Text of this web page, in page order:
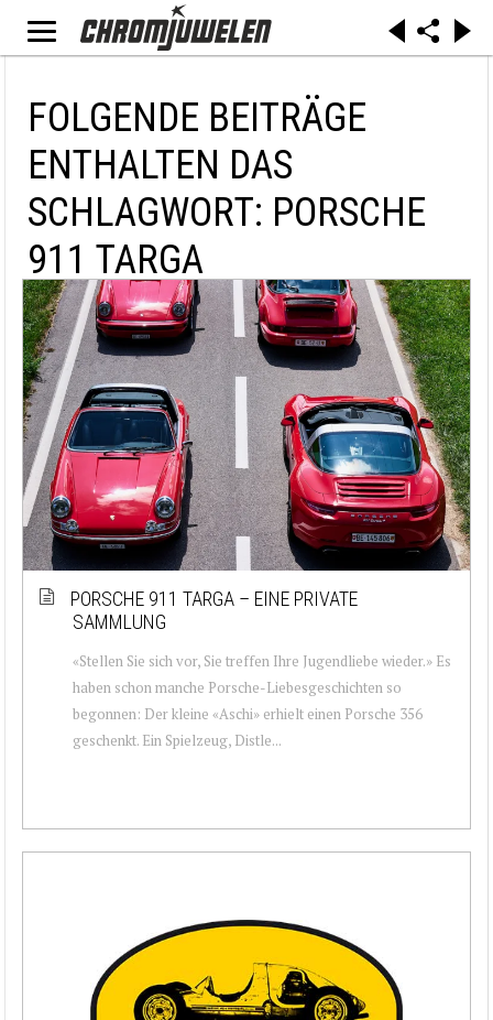
FOLGENDE BEITRÄGE
ENTHALTEN DAS
SCHLAGWORT: PORSCHE
911 TARGA
PORSCHE 911 TARGA – EINE PRIVATE
SAMMLUNG
«Stellen Sie sich vor, Sie treffen Ihre Jugendliebe wieder.» Es
haben schon manche Porsche-Liebesgeschichten so
begonnen: Der kleine «Aschi» erhielt einen Porsche 356
geschenkt. Ein Spielzeug, Distle...